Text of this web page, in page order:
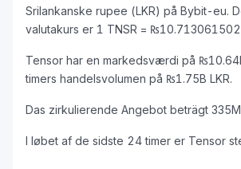
Srilankanske rupee (LKR) på Bybit-eu.
valutakurs er 1 TNSR =
Tensor har en markedsværdi på
timers handelsvolumen på ₨1.75B LKR.
Das zirkulierende Angebot beträgt 335M
I løbet af de sidste 24 timer er Tensor